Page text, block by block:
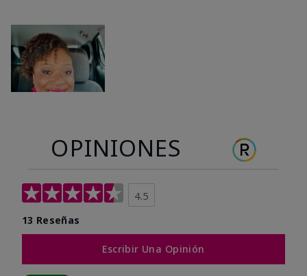
OPINIONES
4.5
13 Reseñas
Escribir Una Opinión